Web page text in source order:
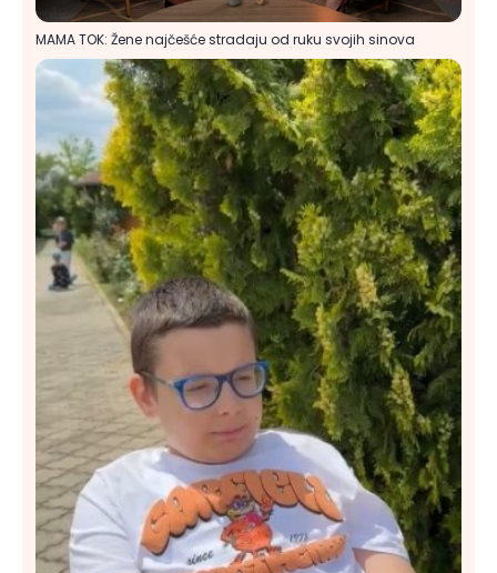
MAMA TOK: Žene najčešće stradaju od ruku svojih sinova